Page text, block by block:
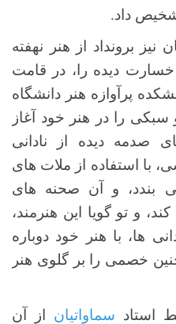
داد.
نیز برونداد از هنر نهفته
خسارت دیده را، در قامت
پرآوازه هنر دانشگاه
سبکی را در هنر خود آغاز
صدمه دیده از نادانی
با استفاده از ملات های
و آن صحنه های
و تو گویا این هنرمند،
ها، با هنر خود دوباره
خصمی را بر گلوی هنر
استاد سماواتیان از آن